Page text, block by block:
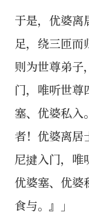
于是，优婆离
足，绕三匝
则为世尊弟子
门，唯听世尊
塞、优婆私入
者！优婆离居
尼揵入门，唯
优婆塞、优婆
食与。』」